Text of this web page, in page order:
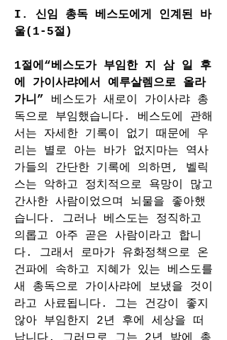
I. 신임 총독 베스도에게 인계된 바
울(1-5절)
1절에“베스도가 부임한 지 삼 일 후
에 가이사랴에서 예루살렘으로 올라
가니” 베스도가 새로이 가이사랴 총
독으로 부임했습니다. 베스도에 관해
서는 자세한 기록이 없기 때문에 우
리는 별로 아는 바가 없지마는 역사
가들의 간단한 기록에 의하면, 벨릭
스는 악하고 정치적으로 욕망이 많고
간사한 사람이었으며 뇌물을 좋아했
습니다. 그러나 베스도는 정직하고
의롭고 아주 곧은 사람이라고 합니
다. 그래서 로마가 유화정책으로 온
건파에 속하고 지혜가 있는 베스도를
새 총독으로 가이사랴에 보냈을 것이
라고 사료됩니다. 그는 건강이 좋지
않아 부임한지 2년 후에 세상을 떠